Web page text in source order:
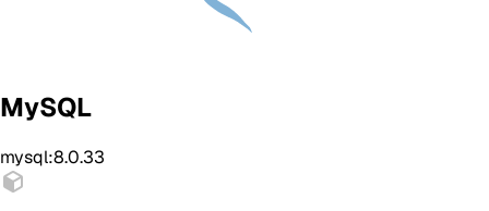
MySQL
mysql:8.0.33